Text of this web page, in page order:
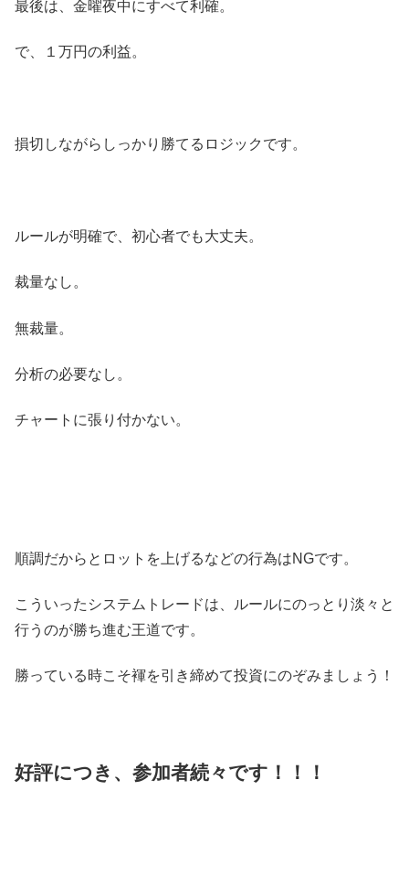
最後は、金曜夜中にすべて利確。
で、１万円の利益。
損切しながらしっかり勝てるロジックです。
ルールが明確で、初心者でも大丈夫。
裁量なし。
無裁量。
分析の必要なし。
チャートに張り付かない。
順調だからとロットを上げるなどの行為はNGです。
こういったシステムトレードは、ルールにのっとり淡々と
行うのが勝ち進む王道です。
勝っている時こそ褌を引き締めて投資にのぞみましょう！
好評につき、参加者続々です！！！